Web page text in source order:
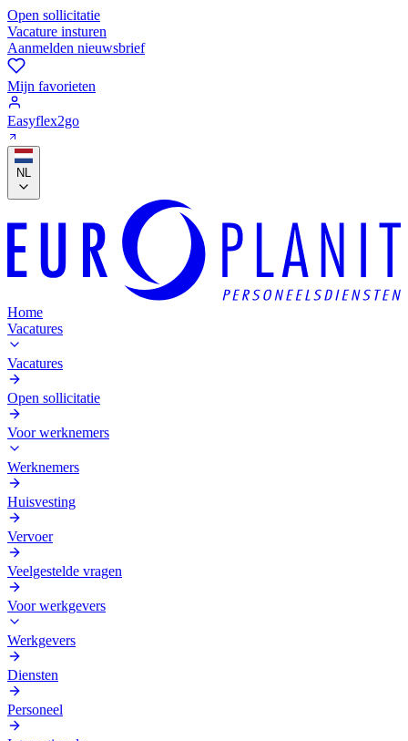
Open sollicitatie
Vacature insturen
Aanmelden nieuwsbrief
Mijn favorieten
Easyflex2go
NL
Home
Vacatures
Vacatures
Open sollicitatie
Voor werknemers
Werknemers
Huisvesting
Vervoer
Veelgestelde vragen
Voor werkgevers
Werkgevers
Diensten
Personeel